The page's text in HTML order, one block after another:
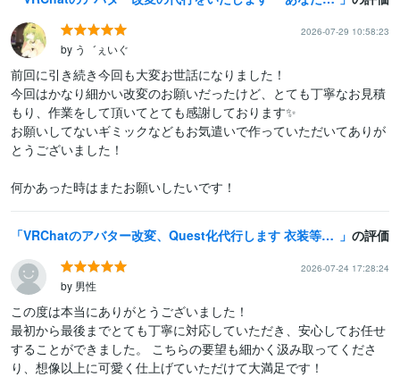
2026-07-29 10:58:23
by う゛ぇいぐ
前回に引き続き今回も大変お世話になりました！
今回はかなり細かい改変のお願いだったけど、とても丁寧なお見積
もり、作業をして頂いてとても感謝しております✨
お願いしてないギミックなどもお気遣いで作っていただいてありが
とうございました！
何かあった時はまたお願いしたいです！
VRChatのアバター改変、Quest化代行します 衣装等のModular Avatar対応も承ります！ の評価
2026-07-24 17:28:24
by 男性
この度は本当にありがとうございました！
最初から最後までとても丁寧に対応していただき、安心してお任せ
することができました。 こちらの要望も細かく汲み取ってくださ
り、想像以上に可愛く仕上げていただけて大満足です！